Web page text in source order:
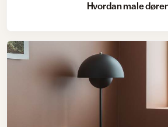
Hvordan male